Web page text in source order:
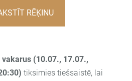
RĒĶINU
(10.07., 17.07.,
tiksimies tiešsaistē, lai